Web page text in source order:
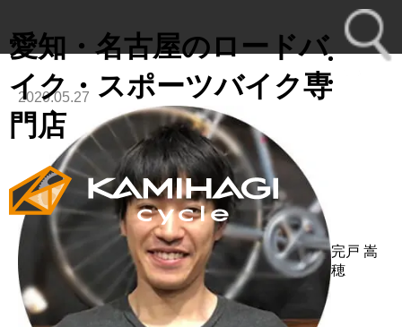
愛知・名古屋のロードバ
イク・スポーツバイク専
門店
2020.05.27
完戸 嵩
穂